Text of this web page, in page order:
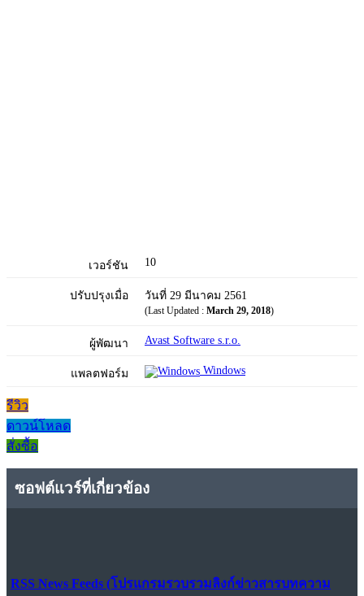
เวอร์ชัน 10
ปรับปรุงเมื่อ วันที่ 29 มีนาคม 2561
(Last Updated : March 29, 2018)
ผู้พัฒนา Avast Software s.r.o.
แพลตฟอร์ม Windows
รีวิว
ดาวน์โหลด
สั่งซื้อ
ซอฟต์แวร์ที่เกี่ยวข้อง
RSS News Feeds (โปรแกรมรวบรวมลิงก์ข่าวสารบทความ